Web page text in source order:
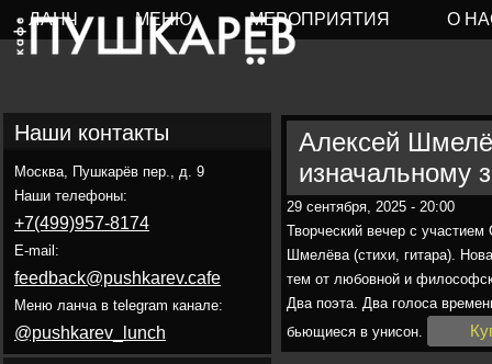
ЛАНЧ МЕНЮ МЕРОПРИЯТИЯ О
Наши контакты
Москва, Пушкарёв пер., д. 9
Наши телефоны:
+7(499)957-8174
E-mail:
feedback@pushkarev.cafe
Меню ланча в telegram канале:
@pushkarev_lunch
Алексей
изначальному
29 сентября, 2025 - 20:00
Творческий вечер с
Шмелëва (стихи, гитара).
тем от любовной и
Два поэта. Два голоса
бьющиеся в унисон.